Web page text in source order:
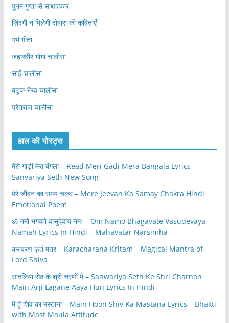
पूनम गुप्ता से साक्षात्कार
ज़िंदगी न मिलेगी दोबारा की कविताएँ
गर्भ गीता
जहारवीर गोगा चालीसा
साईं चालीसा
बटुक भैरव चालीसा
प्रेतराज चालीसा
हाल की पोस्ट्स
मेरी गाड़ी मेरा बंगला – Read Meri Gadi Mera Bangala Lyrics –
Sanvariya Seth New Song
मेरे जीवन का समय चक्र – Mere Jeevan Ka Samay Chakra Hindi
Emotional Poem
ॐ नमो भगवते वासुदेवाय नमः – Om Namo Bhagavate Vasudevaya
Namah Lyrics In Hindi – Mahavatar Narsimha
करचरण कृतं मंत्र – Karacharana Kritam – Magical Mantra of
Lord Shiva
सांवलिया सेठ के श्री चरणों में – Sanwariya Seth Ke Shri Charnon
Main Arji Lagane Aaya Hun Lyrics In Hindi
मैं हूँ शिव का मस्ताना – Main Hoon Shiv Ka Mastana Lyrics – Bhakti
with Mast Maula Attitude